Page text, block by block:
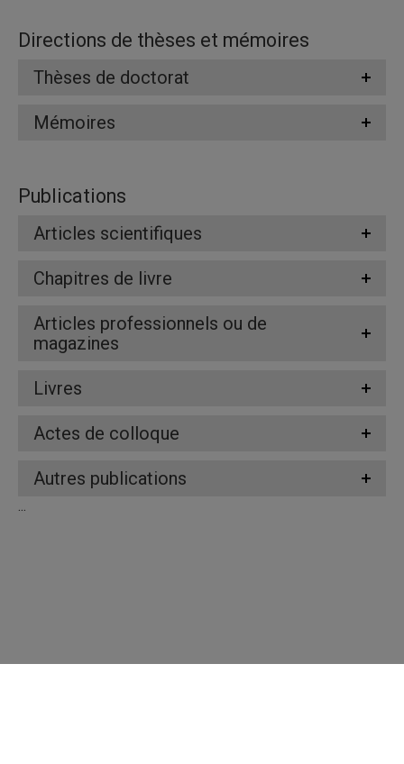
Directions de thèses et mémoires
Thèses de doctorat
Mémoires
Publications
Articles scientifiques
Chapitres de livre
Articles professionnels ou de
magazines
Livres
Actes de colloque
Autres publications
...